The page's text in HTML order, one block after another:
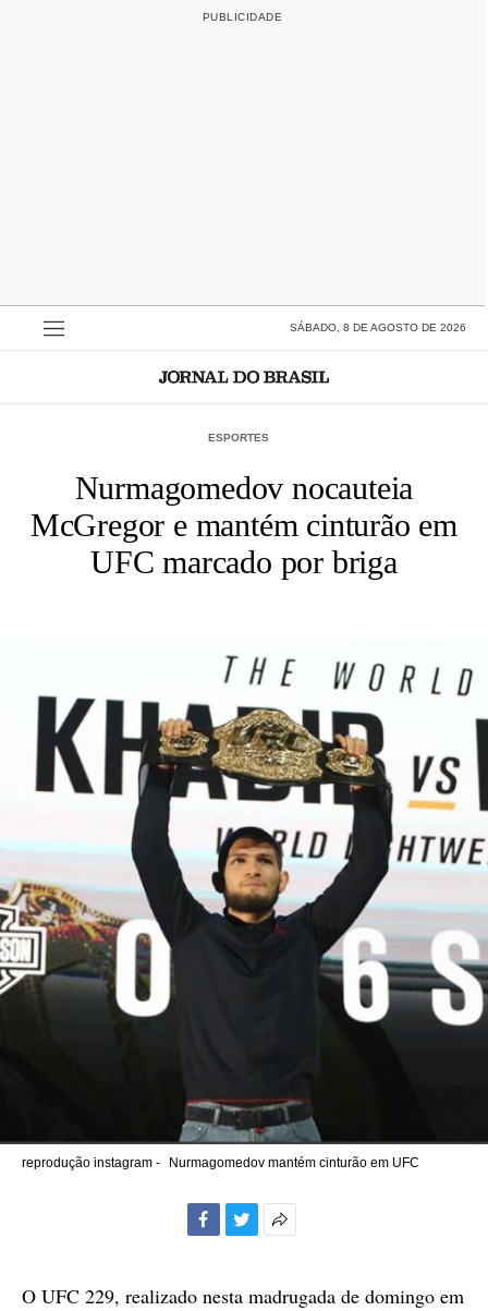
SÁBADO, 8 DE AGOSTO DE 2026
ESPORTES
Nurmagomedov nocauteia
McGregor e mantém cinturão em
UFC marcado por briga
reprodução instagram - Nurmagomedov mantém cinturão em UFC
compartilhamento
O UFC 229, realizado nesta madrugada de domingo em